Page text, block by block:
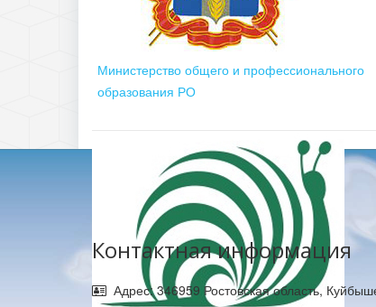
Министерство общего и профессионального
образования РО
Контактная информация
Адрес: 346959 Ростовская область,